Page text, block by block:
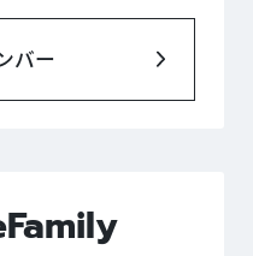
バー